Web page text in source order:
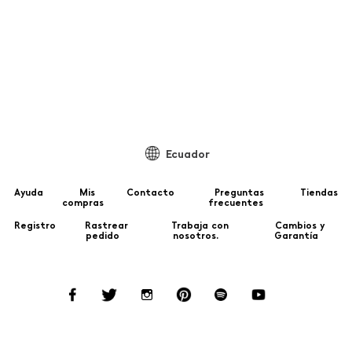
Ecuador
Ayuda
Mis
compras
Contacto
Preguntas
frecuentes
Tiendas
Registro
Rastrear
pedido
Trabaja con
nosotros.
Cambios y
Garantía